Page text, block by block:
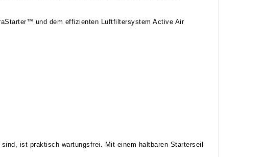
und dem effizienten Luftfiltersystem Active Air
ist praktisch wartungsfrei. Mit einem haltbaren Starterseil